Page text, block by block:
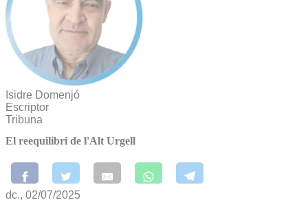
Isidre Domenjó
Escriptor
Tribuna
El reequilibri de l'Alt Urgell
dc., 02/07/2025